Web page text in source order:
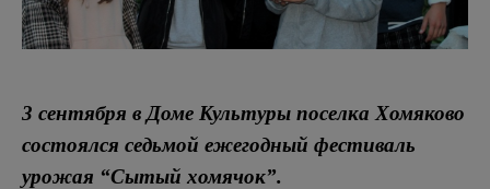
3 сентября в Доме Культуры поселка Хомяково
состоялся седьмой ежегодный фестиваль
урожая “Сытый хомячок”.